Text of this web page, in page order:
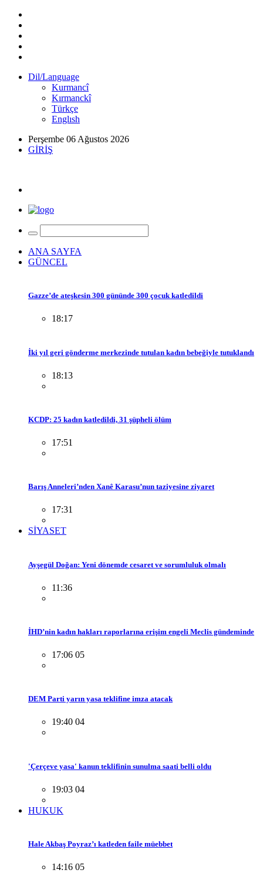
Dil/Language
Kurmancî
Kırmanckî
Türkçe
Englısh
Perşembe 06 Ağustos 2026
GİRİŞ
ANA SAYFA
GÜNCEL
Gazze’de ateşkesin 300 gününde 300 çocuk katledildi
18:17
İki yıl geri gönderme merkezinde tutulan kadın bebeğiyle tutuklandı
18:13
KCDP: 25 kadın katledildi, 31 şüpheli ölüm
17:51
Barış Anneleri’nden Xanê Karasu’nun taziyesine ziyaret
17:31
SİYASET
Ayşegül Doğan: Yeni dönemde cesaret ve sorumluluk olmalı
11:36
İHD’nin kadın hakları raporlarına erişim engeli Meclis gündeminde
17:06 05
DEM Parti yarın yasa teklifine imza atacak
19:40 04
'Çerçeve yasa' kanun teklifinin sunulma saati belli oldu
19:03 04
HUKUK
Hale Akbaş Poyraz’ı katleden faile müebbet
14:16 05